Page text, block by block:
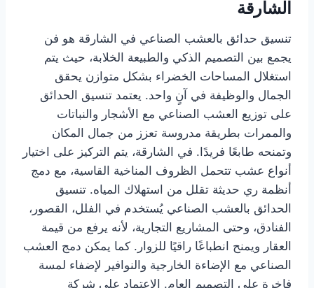
الشارقة
تنسيق حدائق بالعشب الصناعي في الشارقة هو فن
يجمع بين التصميم الذكي والطبيعة الخلابة، حيث يتم
استغلال المساحات الخضراء بشكل متوازن يحقق
الجمال والوظيفة في آنٍ واحد. يعتمد تنسيق الحدائق
على توزيع العشب الصناعي مع الأشجار والنباتات
والممرات بطريقة مدروسة تعزز من جمال المكان
وتمنحه طابعًا فريدًا. في الشارقة، يتم التركيز على اختيار
أنواع عشب تتحمل الظروف المناخية القاسية، مع دمج
أنظمة ري حديثة تقلل من استهلاك المياه. تنسيق
الحدائق بالعشب الصناعي يُستخدم في الفلل، القصور،
الفنادق، وحتى المشاريع التجارية، لأنه يرفع من قيمة
العقار ويمنح انطباعًا راقيًا للزوار. كما يمكن دمج العشب
الصناعي مع الإضاءة الخارجية والنوافير لإضفاء لمسة
فاخرة على التصميم العام. الاعتماد على شركة